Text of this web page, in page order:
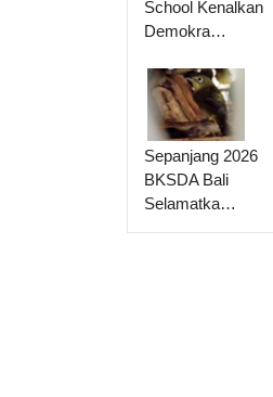
School Kenalkan
Demokra…
Sepanjang 2026
BKSDA Bali
Selamatka…